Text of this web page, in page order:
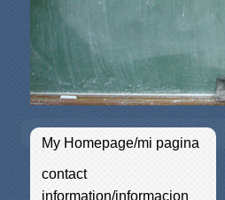
My Homepage/mi pagina
contact
information/informacion